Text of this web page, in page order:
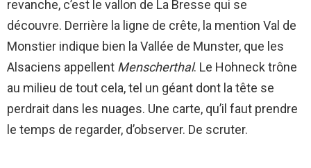
revanche, c’est le vallon de La Bresse qui se
découvre. Derrière la ligne de crête, la mention Val de
Monstier indique bien la Vallée de Munster, que les
Alsaciens appellent Menscherthal. Le Hohneck trône
au milieu de tout cela, tel un géant dont la tête se
perdrait dans les nuages. Une carte, qu’il faut prendre
le temps de regarder, d’observer. De scruter.